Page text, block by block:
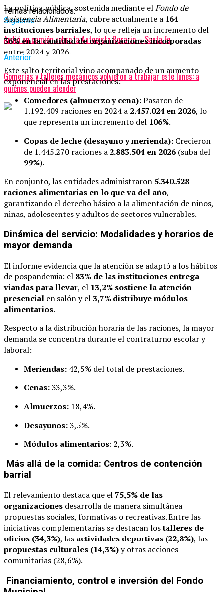
Temas relacionados:
Siguente
Ardió un camión sobre la Autopista Rosario – Santa Fe
Anterior
Gomerías y talleres mecánicos volvieron a trabajar este lunes: a
quiénes pueden atender
La política pública, sostenida mediante elFondo de
Asistencia Alimentaria, cubre actualmente a 164
instituciones barriales, lo que refleja un incremento del
36% en la cantidad de organizaciones incorporadas
entre 2024 y 2026.
Este salto territorial vino acompañado de un aumento
exponencial en las prestaciones:
Comedores (almuerzo y cena):Pasaron de
1.192.409 raciones en 2024 a 2.457.024 en 2026, lo
que representa un incremento del 106%.
Copas de leche (desayuno y merienda): Crecieron
de 1.445.270 raciones a 2.883.504 en 2026 (suba del
99%).
En conjunto, las entidades administraron 5.340.528
raciones alimentarias en lo que va del año,
garantizando el derecho básico a la alimentación de niños,
niñas, adolescentes y adultos de sectores vulnerables.
Dinámica del servicio: Modalidades y horarios de
mayor demanda
El informe evidencia que la atención se adaptó a los hábitos
de pospandemia: el 83% de las instituciones entrega
viandas para llevar, el 13,2% sostiene la atención
presencial en salón y el 3,7% distribuye módulos
alimentarios.
Respecto a la distribución horaria de las raciones, la mayor
demanda se concentra durante el contraturno escolar y
laboral:
Meriendas: 42,5% del total de prestaciones.
Cenas:33,3%.
Almuerzos: 18,4%.
Desayunos:3,5%.
Módulos alimentarios: 2,3%.
Más allá de la comida: Centros de contención
barrial
El relevamiento destaca que el75,5% de las
organizaciones desarrolla de manera simultánea
propuestas sociales, formativas o recreativas. Entre las
iniciativas complementarias se destacan lostalleres de
oficios (34,3%), las actividades deportivas (22,8%), las
propuestas culturales (14,3%)y otras acciones
comunitarias (28,6%).
Financiamiento, control e inversión del Fondo